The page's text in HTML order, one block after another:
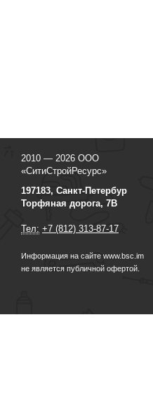
2010 — 2026 ООО
«СитиСтройРесурс»
197183, Санкт-Петербур
Торфяная дорога, 7В
Тел: +7 (812) 313-87-17
Информация на сайте www.bsc.im
не является публичной офертой.